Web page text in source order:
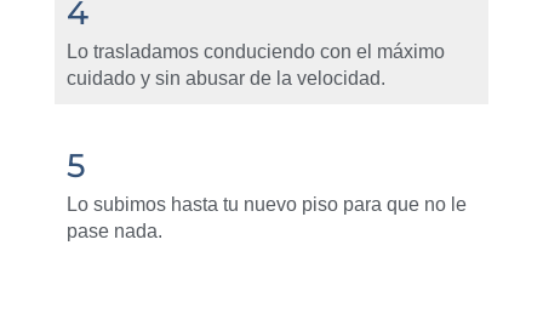
4
Lo trasladamos conduciendo con el máximo
cuidado y sin abusar de la velocidad.
5
Lo subimos hasta tu nuevo piso para que no le
pase nada.